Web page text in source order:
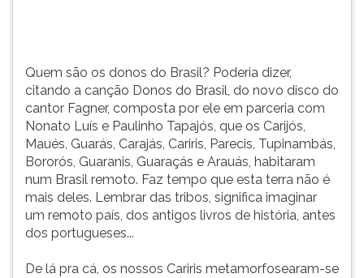
composta
parceria
com
Nonato
Paulinho
pausar
leitura
pressione
(primeira
tecla
esquerda
Quem são os donos do Brasil? Poderia dizer,
citando a canção Donos do Brasil, do novo disco do
cantor Fagner, composta por ele em parceria com
Nonato Luís e Paulinho Tapajós, que os Carijós,
Maués, Guarás, Carajás, Cariris, Parecis, Tupinambás,
Bororós, Guaranis, Guaraçás e Arauás, habitaram
num Brasil remoto. Faz tempo que esta terra não é
mais deles. Lembrar das tribos, significa imaginar
um remoto país, dos antigos livros de história, antes
dos portugueses...
De lá pra cá, os nossos Cariris metamorfosearam-se